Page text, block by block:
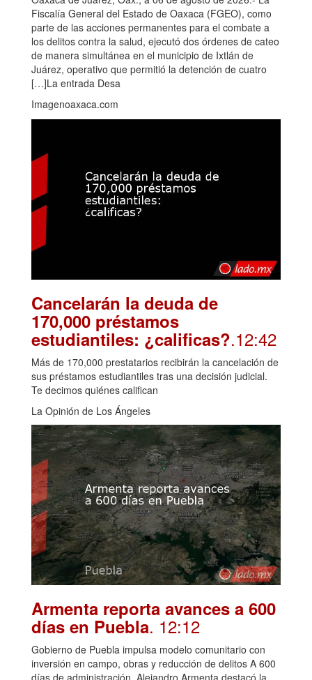
Fiscalía General del Estado de Oaxaca (FGEO), como
parte de las acciones permanentes para el combate a
los delitos contra la salud, ejecutó dos órdenes de cateo
de manera simultánea en el municipio de Ixtlán de
Juárez, operativo que permitió la detención de cuatro
[…]La entrada Desa
Imagenoaxaca.com
Cancelarán la deuda de
170,000 préstamos
estudiantiles: ¿calificas?.12:42
Más de 170,000 prestatarios recibirán la cancelación de
sus préstamos estudiantiles tras una decisión judicial.
Te decimos quiénes califican
La Opinión de Los Ángeles
Armenta reporta avances a 600
días en Puebla. 12:12
Gobierno de Puebla impulsa modelo comunitario con
inversión en campo, obras y reducción de delitos A 600